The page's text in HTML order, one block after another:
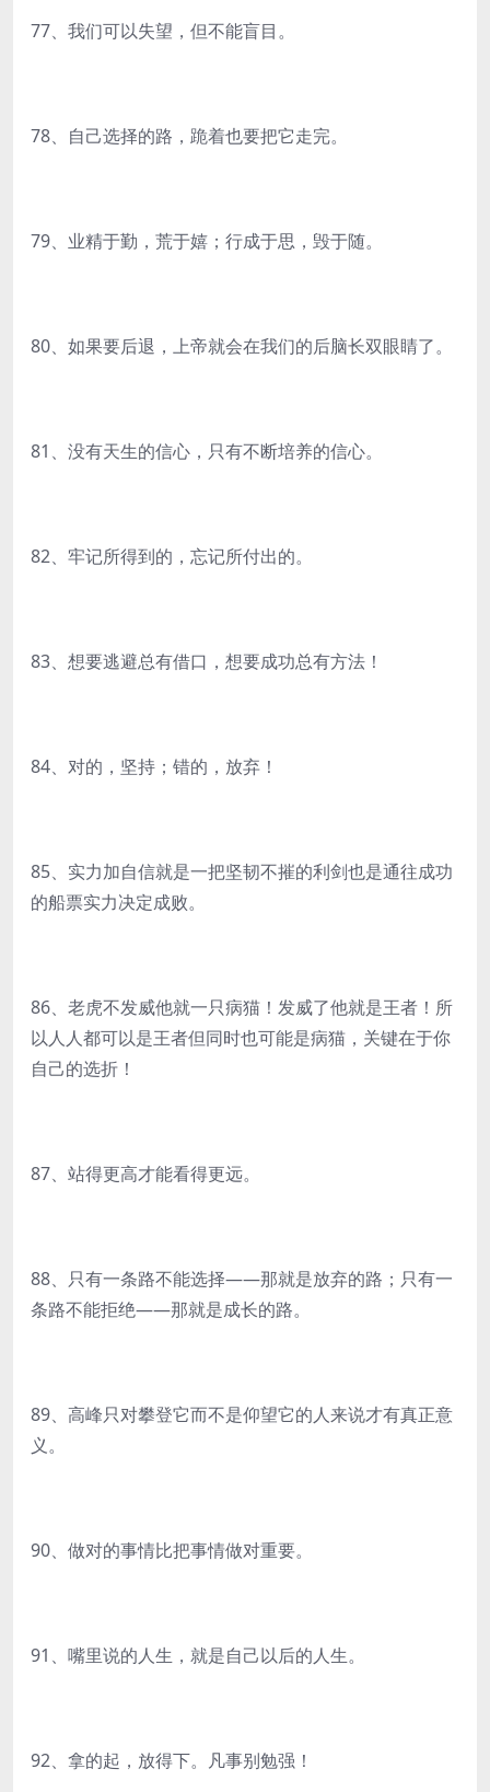
77、我们可以失望，但不能盲目。
78、自己选择的路，跪着也要把它走完。
79、业精于勤，荒于嬉；行成于思，毁于随。
80、如果要后退，上帝就会在我们的后脑长双眼睛了。
81、没有天生的信心，只有不断培养的信心。
82、牢记所得到的，忘记所付出的。
83、想要逃避总有借口，想要成功总有方法！
84、对的，坚持；错的，放弃！
85、实力加自信就是一把坚韧不摧的利剑也是通往成功
的船票实力决定成败。
86、老虎不发威他就一只病猫！发威了他就是王者！所
以人人都可以是王者但同时也可能是病猫，关键在于你
自己的选折！
87、站得更高才能看得更远。
88、只有一条路不能选择——那就是放弃的路；只有一
条路不能拒绝——那就是成长的路。
89、高峰只对攀登它而不是仰望它的人来说才有真正意
义。
90、做对的事情比把事情做对重要。
91、嘴里说的人生，就是自己以后的人生。
92、拿的起，放得下。凡事别勉强！